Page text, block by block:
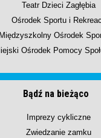
Teatr Dzieci Zagłębia
Ośrodek Sportu i
Międzyszkolny Ośrodek
Ośrodek Pomocy
Bądź na bieżąco
Imprezy cykliczne
Zwiedzanie zamku